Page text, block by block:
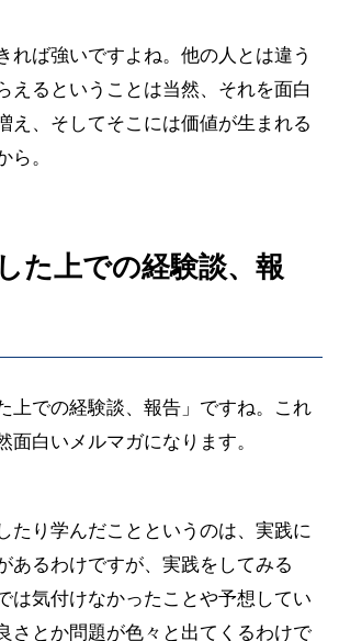
れば強いですよね。他の人とは違う
えるということは当然、それを面白
え、そしてそこには価値が生まれる
ら。
た上での経験談、報
上での経験談、報告」ですね。これ
面白いメルマガになります。
たり学んだことというのは、実践に
あるわけですが、実践をしてみる
は気付けなかったことや予想してい
さとか問題が色々と出てくるわけで